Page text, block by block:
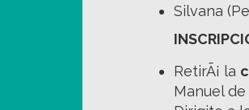
Silvana
RetirÃ¡ la
Manuel